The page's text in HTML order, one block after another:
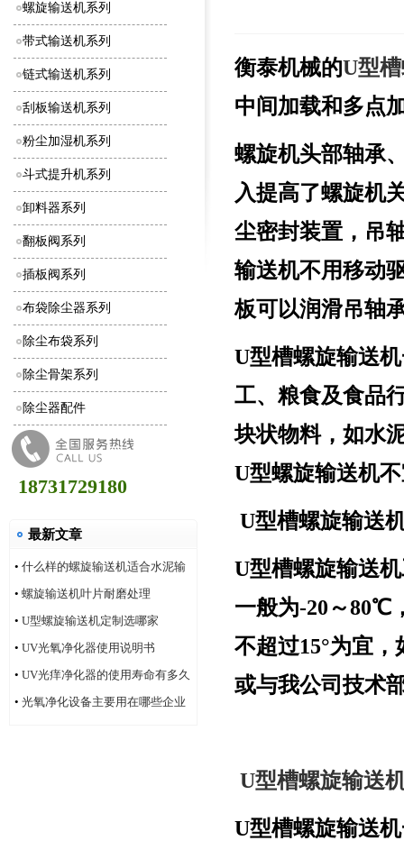
螺旋输送机系列
带式输送机系列
链式输送机系列
刮板输送机系列
粉尘加湿机系列
斗式提升机系列
卸料器系列
翻板阀系列
插板阀系列
布袋除尘器系列
除尘布袋系列
除尘骨架系列
除尘器配件
18731729180
最新文章
• 什么样的螺旋输送机适合水泥输
送
• 螺旋输送机叶片耐磨处理
• U型螺旋输送机定制选哪家
• UV光氧净化器使用说明书
• UV光痒净化器的使用寿命有多久
• 光氧净化设备主要用在哪些企业
衡泰机械的U型
中间加载和多点
螺旋机头部轴承
入提高了螺旋机
尘密封装置，吊
输送机不用移动
板可以润滑吊轴
U型槽螺旋输送
工、粮食及食品
块状物料，如水
U型螺旋输送机
U型槽螺旋输送
U型槽螺旋输送
一般为-20 ～80℃
不超过15°为宜，
或与我公司技术
U型槽螺旋输送
U型槽螺旋输送